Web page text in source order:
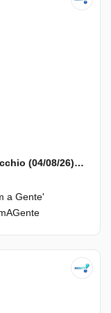
Fica com a Gente: Denise Del Vecchio (04/08/26) | Completo
a Gente'